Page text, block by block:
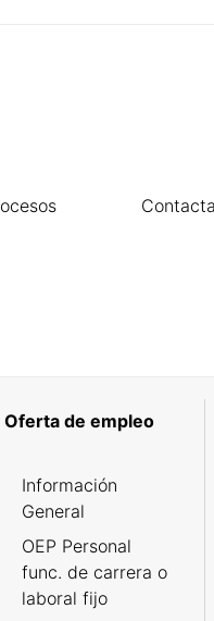
Oferta de empleo
Información
General
OEP Personal
func. de carrera o
laboral fijo